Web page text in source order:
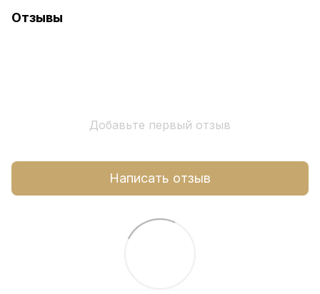
Отзывы
Добавьте первый отзыв
Написать отзыв